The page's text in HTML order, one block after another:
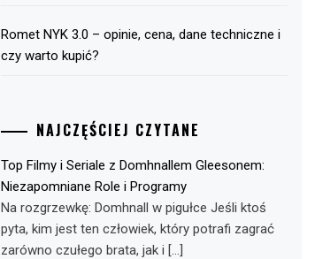
Romet NYK 3.0 – opinie, cena, dane techniczne i
czy warto kupić?
NAJCZĘŚCIEJ CZYTANE
Top Filmy i Seriale z Domhnallem Gleesonem:
Niezapomniane Role i Programy
Na rozgrzewkę: Domhnall w pigułce Jeśli ktoś
pyta, kim jest ten człowiek, który potrafi zagrać
zarówno czułego brata, jak i […]